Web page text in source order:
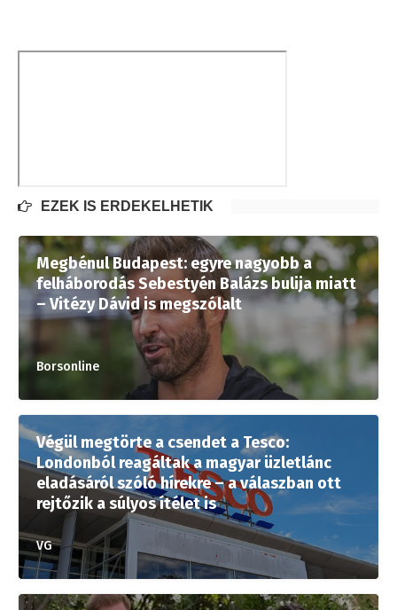
EZEK IS ÉRDEKELHETIK
Megbénul Budapest: egyre nagyobb a
felháborodás Sebestyén Balázs bulija miatt
– Vitézy Dávid is megszólalt
Borsonline
Végül megtörte a csendet a Tesco:
Londonból reagáltak a magyar üzletlánc
eladásáról szóló hírekre – a válaszban ott
rejtőzik a súlyos ítélet is
VG